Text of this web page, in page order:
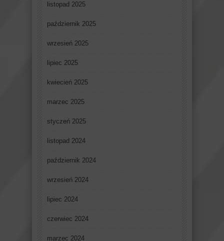
listopad 2025
październik 2025
wrzesień 2025
lipiec 2025
kwiecień 2025
marzec 2025
styczeń 2025
listopad 2024
październik 2024
wrzesień 2024
lipiec 2024
czerwiec 2024
marzec 2024